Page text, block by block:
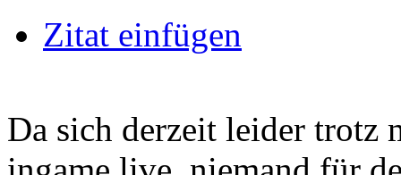
Zitat einfügen
Da sich derzeit leider trotz